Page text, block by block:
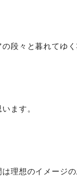
段々と暮れてゆ
ます。
理想のイメージ